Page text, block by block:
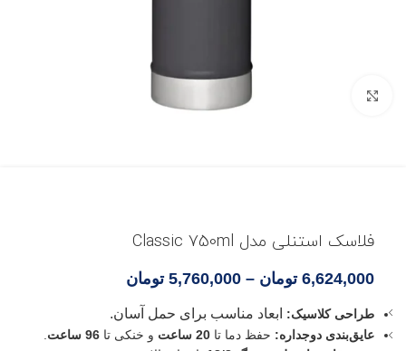
فلاسک استنلی مدل Classic 750ml
6,624,000 تومان –
5,760,000 تومان
طراحی کلاسیک: ابعاد مناسب برای حمل آسان.
عایق‌بندی دوجداره: حفظ دما تا 20 ساعت و خنکی تا 96 ساعت